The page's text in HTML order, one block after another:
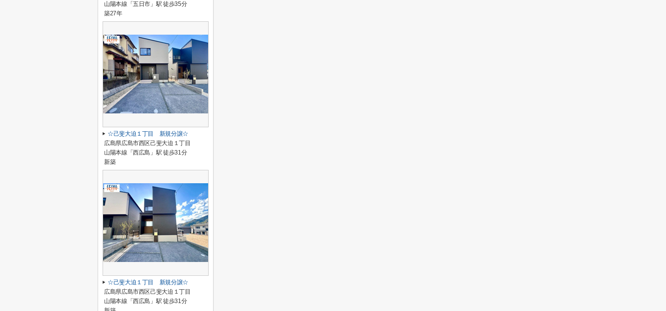
山陽本線「五日市」駅 徒歩35分
築27年
☆己斐大迫１丁目 新規分譲☆
広島県広島市西区己斐大迫１丁目
山陽本線「西広島」駅 徒歩31分
新築
☆己斐大迫１丁目 新規分譲☆
広島県広島市西区己斐大迫１丁目
山陽本線「西広島」駅 徒歩31分